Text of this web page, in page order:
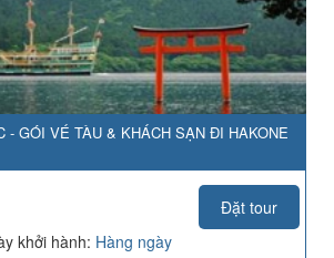
- GÓI VÉ TÀU & KHÁCH SẠN ĐI HAKONE
Đặt tour
khởi hành: Hàng ngày